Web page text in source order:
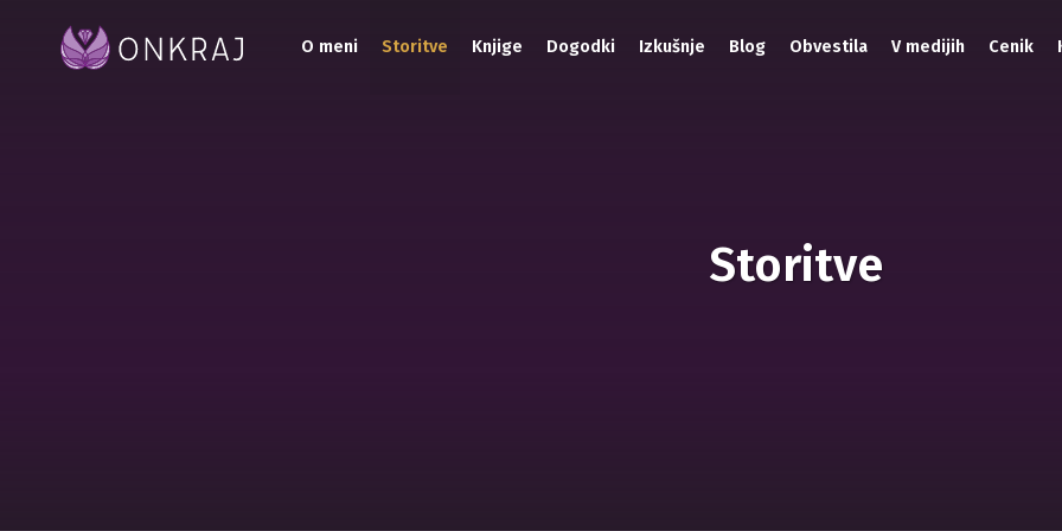
O meni Storitve Knjige Dogodki Izkušnje Blog Obvestila V medijih Cenik
Storitve